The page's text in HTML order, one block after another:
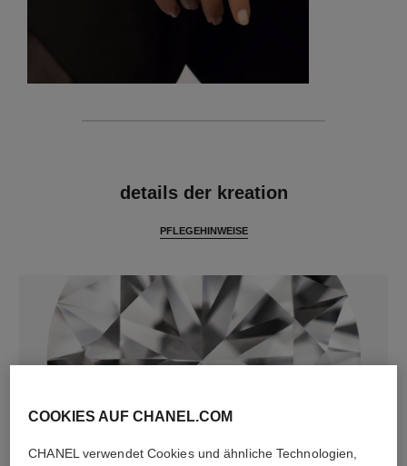
details der kreation
PFLEGEHINWEISE
diamanten
COOKIES AUF CHANEL.COM
CHANEL verwendet Cookies und ähnliche Technologien,